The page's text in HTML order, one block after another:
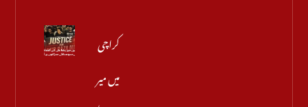
کراچی
میں میر